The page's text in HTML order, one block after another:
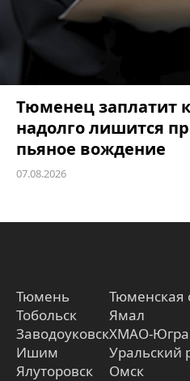
Тюменец заплатит
надолго лишится
пьяное вождение
07.08.2026
Тюмень
Тобольск
Заводоуковск
Ишим
Ялуторовск
Тюменская
Ямал
ХМАО-Югра
Уральский
Омск